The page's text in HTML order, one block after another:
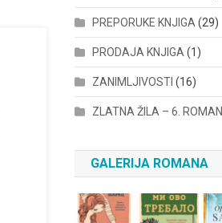
PREPORUKE KNJIGA (29)
PRODAJA KNJIGA (1)
ZANIMLJIVOSTI (16)
ZLATNA ŽILA – 6. ROMAN
GALERIJA ROMANA